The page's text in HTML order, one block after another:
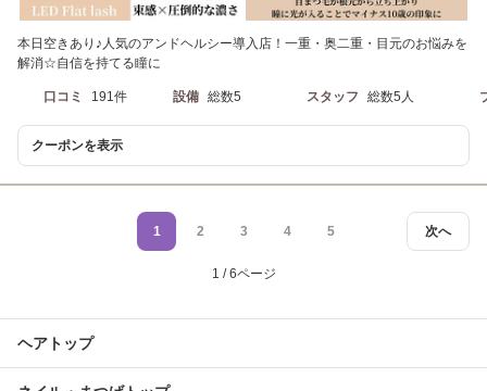
本日空きあり♪人気のアンドヘルシー導入店！一重・奥二重・目元のお悩みを
解消☆自信を持てる瞳に
口コミ 191件 設備 総数5 スタッフ 総数5人
クーポンを表示
次へ
1 2 3 4 5
1 / 6ページ
ヘアトップ